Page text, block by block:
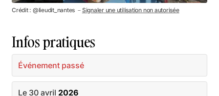
Crédit : @lieudit_nantes － Signaler une utilisation non autorisée
Infos pratiques
Événement passé
Le 30 avril 2026